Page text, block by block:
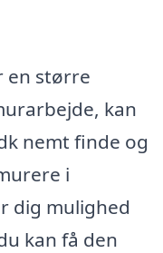
en større
kan
nemt finde og
i
dig mulighed
kan få den